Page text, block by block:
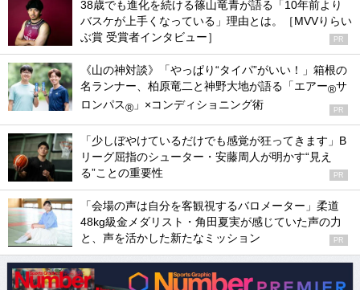
38歳でも進化を続ける篠山竜青が語る「10年前より
バスケが上手くなっている」理由とは。［MVVりらい
ぶ賞 受賞者インタビュー］
PR
《山の神対談》「やっぱり“タイパ”がいい！」箱根の
名ランナー、柏原竜二と神野大地が語る「エアー®サ
ロンパス® 」×コンディショニング術 PR
「少しぼやけているだけでも感覚が狂ってきます」B
リーグ屈指のシューター・安藤周人が明かす“見え
る”ことの重要性
PR
「会場の声は自分を客観視するバロメーター」柔道
48kg級金メダリスト・角田夏実が感じていた声の力
と、声を活かした新たなミッション
PR